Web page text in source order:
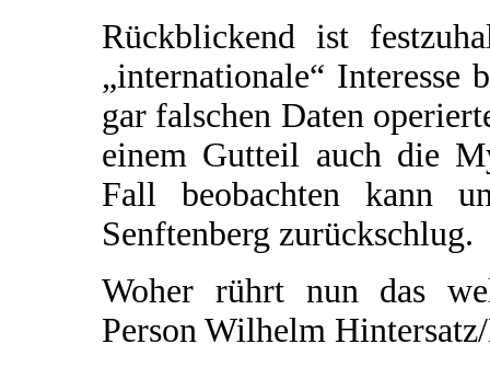
Rückblickend ist
„internationale“ Interesse
gar falschen Daten
einem Gutteil auch die
Fall beobachten kann
Senftenberg zurückschlug.
Woher rührt nun das
Person Wilhelm